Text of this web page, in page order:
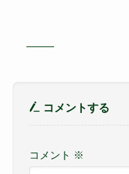
コメントする
コメント ※